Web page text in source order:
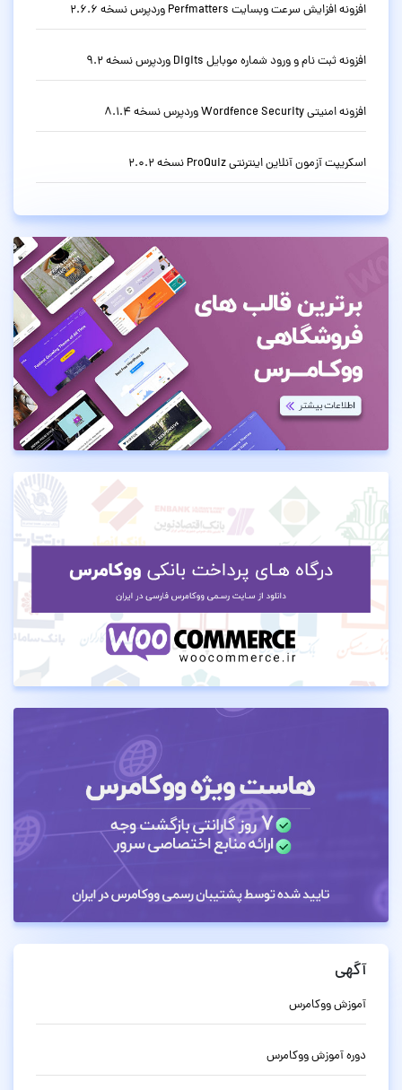
افزونه افزایش سرعت وبسایت Perfmatters وردپرس نسخه 2.6.6
افزونه ثبت نام و ورود شماره موبایل Digits وردپرس نسخه 9.2
افزونه امنیتی Wordfence Security وردپرس نسخه 8.1.4
اسکریپت آزمون آنلاین اینترنتی ProQuiz نسخه 2.0.2
آگهی
آموزش ووکامرس
دوره آموزش ووکامرس